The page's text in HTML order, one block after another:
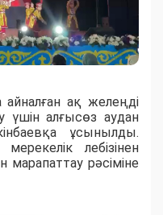
ақ желеңді
үшін алғысөз аудан
ұсынылды.
лебізінен
рәсіміне